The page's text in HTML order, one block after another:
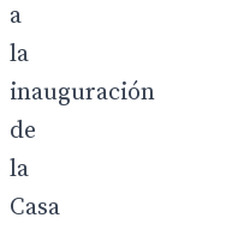
a
la
inauguración
de
la
Casa